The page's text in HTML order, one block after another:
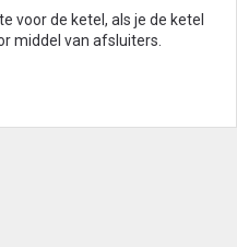
voor de ketel, als je de ketel
middel van afsluiters.